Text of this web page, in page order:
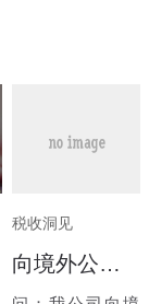
税收洞见
向境外公司提供咨询服务能否免征增值税